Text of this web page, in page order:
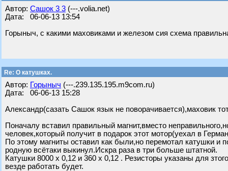
Автор: Сашок 3 3 (---.volia.net)
Дата: 06-06-13 13:54
Горыныч, с какими маховиками и железом сия схема
Re: О катушках.
Автор: Горыныч (---.239.135.195.m9com.ru)
Дата: 06-06-13 15:28
Александр(сазать Сашок язык не поворачивается),маховик
Поначалу вставил правильный магнит,вместо
человек,который получит в подарок этот мотор(уехал в
По этому магниты оставил как были,но перемотал катушки и
родную всётаки выкинул.Искра раза в три больше штатной.
Катушки 8000 х 0,12 и 360 х 0,12 . Резисторы указаны для
везде работать будет.